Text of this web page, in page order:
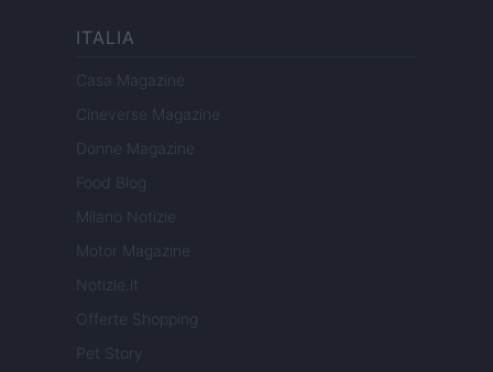
ITALIA
Casa Magazine
Cineverse Magazine
Donne Magazine
Food Blog
Milano Notizie
Motor Magazine
Notizie.it
Offerte Shopping
Pet Story